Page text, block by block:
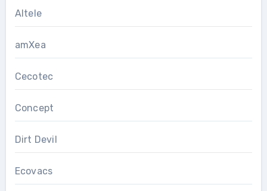
Altele
amXea
Cecotec
Concept
Dirt Devil
Ecovacs